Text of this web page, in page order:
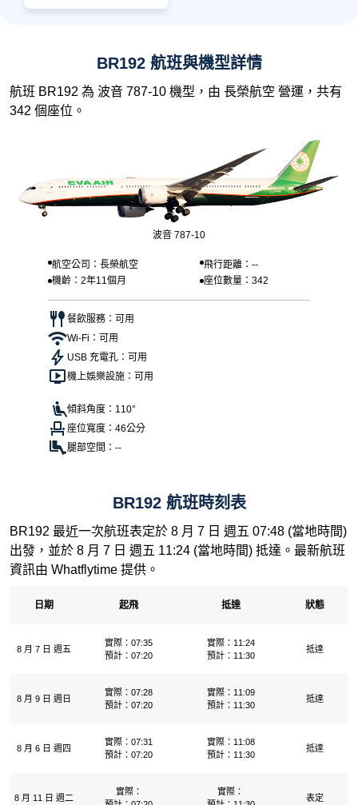
BR192 航班與機型詳情
航班 BR192 為 波音 787-10 機型，由 長榮航空 營運，共有
342 個座位。
波音 787-10
航空公司：長榮航空
飛行距離：--
機齡：2年11個月
座位數量：342
餐飲服務：可用
Wi-Fi：可用
USB 充電孔：可用
機上娛樂設施：可用
傾斜角度：110°
座位寬度：46公分
腿部空間：--
BR192 航班時刻表
BR192 最近一次航班表定於 8 月 7 日 週五 07:48 (當地時間)
出發，並於 8 月 7 日 週五 11:24 (當地時間) 抵達。最新航班
資訊由 Whatflytime 提供。
日期 起飛 抵達 狀態
8 月 7 日 週五
實際：07:35
預計：07:20
實際：11:24
預計：11:30
抵達
8 月 9 日 週日
實際：07:28
預計：07:20
實際：11:09
預計：11:30
抵達
8 月 6 日 週四
實際：07:31
預計：07:20
實際：11:08
預計：11:30
抵達
8 月 11 日 週二
實際：
實際：
表定